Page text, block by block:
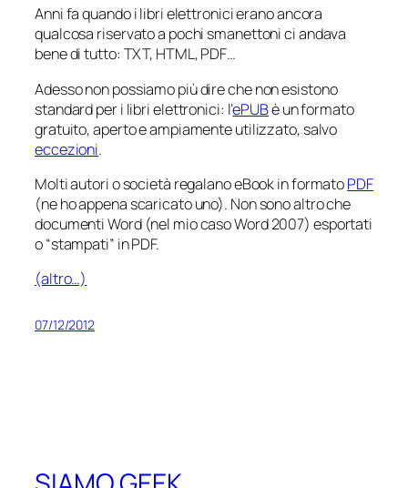
Anni fa quando i libri elettronici erano ancora
qualcosa riservato a pochi smanettoni ci andava
bene di tutto: TXT, HTML, PDF…
Adesso non possiamo più dire che non esistono
standard per i libri elettronici: l’ePUBè un formato
gratuito, aperto e ampiamente utilizzato, salvo
eccezioni.
Molti autori o società regalano eBook in formatoPDF
(ne ho appena scaricato uno). Non sono altro che
documenti Word (nel mio caso Word 2007) esportati
o “stampati” in PDF.
(altro…)
07/12/2012